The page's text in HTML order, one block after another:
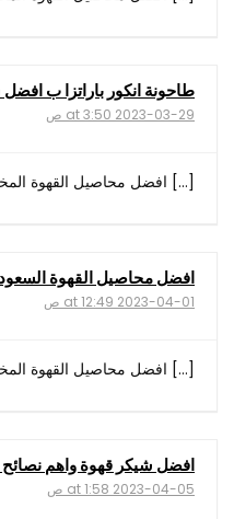
طاحونة انكور باراتزا ب
2023-03-29 at 3:50 ص
[…] افضل محاصيل القهوة
افضل محاصيل القهوة
2023-04-01 at 12:49 ص
[…] افضل محاصيل القهوة
افضل شيكر قهوة واهم نصائح
2023-04-05 at 1:58 ص